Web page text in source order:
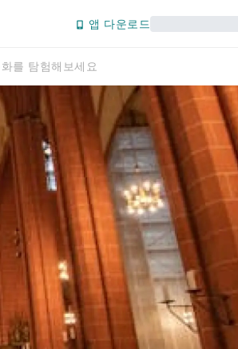
앱 다운로드
를 탐험해보세요